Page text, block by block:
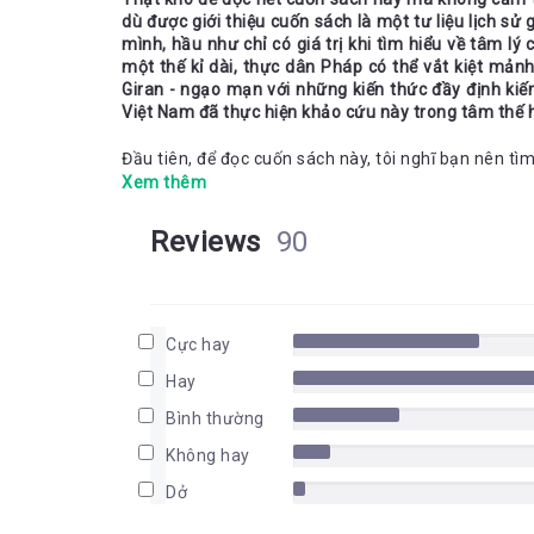
dù được giới thiệu cuốn sách là một tư liệu lịch sử
mình, hầu như chỉ có giá trị khi tìm hiểu về tâm lý
một thế kỉ dài, thực dân Pháp có thể vắt kiệt
Giran - ngạo mạn với những kiến thức đầy định
Đầu tiên, để đọc cuốn sách này, tôi nghĩ bạn nên
Nếu để tìm một tư liệu về cái “Tâm lý An Nam”
hóa khác biệt. Đâu đó, không thể phủ nhận để
có tiếng thơm, Paul Giran đã kì công tìm hiểu,
An Nam, và dù mang nặng sự khinh miệt khi
Tuy nhiên, cuốn sách này chỉ có giá trị phù hợp
Dương. Thực hành những âm mưu của “mẫu
Dương, những người sống giữa An Nam, trực tiếp
được những điều bẩn thỉu đằng sau đó?
Xem thêm
Reviews 90
Cực hay
Hay
Bình thường
Không hay
Dở